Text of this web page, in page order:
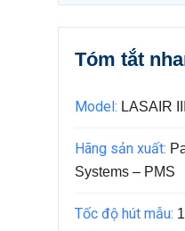
Tóm tắt
Model: LASAIR
Hãng sản xuất:
Systems – PMS
Tốc độ hút mẫu: